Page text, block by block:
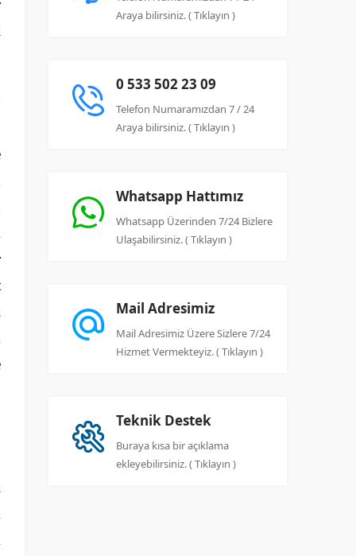
Araya bilirsiniz. ( Tıklayın )
0 533 502 23 09
Telefon Numaramızdan 7 / 24
Araya bilirsiniz. ( Tıklayın )
Whatsapp Hattımız
Whatsapp Üzerinden 7/24 Bizlere
Ulaşabilirsiniz. ( Tıklayın )
Mail Adresimiz
Mail Adresimiz Üzere Sizlere 7/24
Hizmet Vermekteyiz. ( Tıklayın )
Teknik Destek
Buraya kısa bir açıklama
ekleyebilirsiniz. ( Tıklayın )